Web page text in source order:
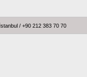
/ +90 212 383 70 70